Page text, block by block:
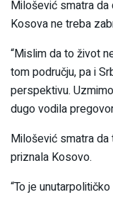
Milošević smatra da
Kosova ne treba
“Mislim da to život
tom području, pa i
perspektivu.
dugo vodila
Milošević smatra
priznala Kosovo.
“To je